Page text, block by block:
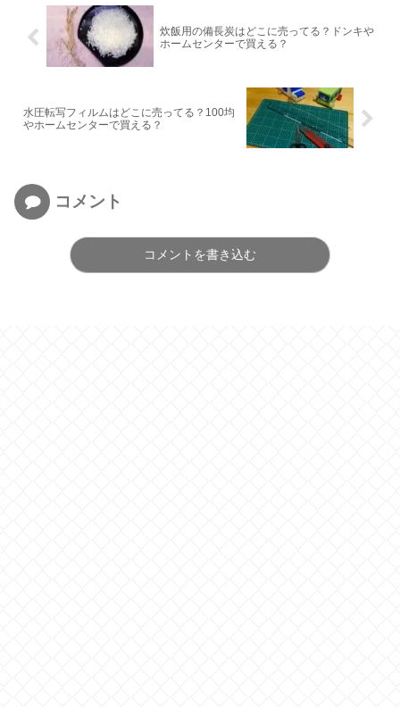
炊飯用の備長炭はどこに売ってる？ドンキや
ホームセンターで買える？
水圧転写フィルムはどこに売ってる？100均
やホームセンターで買える？
コメント
コメントを書き込む